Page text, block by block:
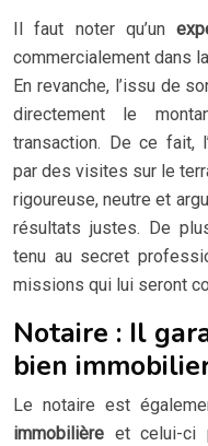
Il faut noter qu’un
commercialement dans
En revanche, l’issu de
directement le
transaction. De ce fait,
par des visites sur le
rigoureuse, neutre et
résultats justes. De
tenu au secret
missions qui lui seront
Notaire : Il
bien
Le notaire est
immobilière et celui-ci